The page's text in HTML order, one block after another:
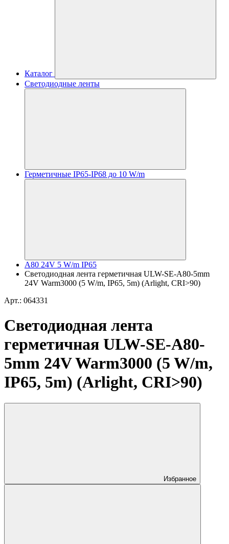
Каталог
Светодиодные ленты
Герметичные IP65-IP68 до 10 W/m
A80 24V 5 W/m IP65
Светодиодная лента герметичная ULW-SE-A80-5mm
24V Warm3000 (5 W/m, IP65, 5m) (Arlight, CRI>90)
Арт.: 064331
Светодиодная лента
герметичная ULW-SE-A80-
5mm 24V Warm3000 (5 W/m,
IP65, 5m) (Arlight, CRI>90)
Избранное